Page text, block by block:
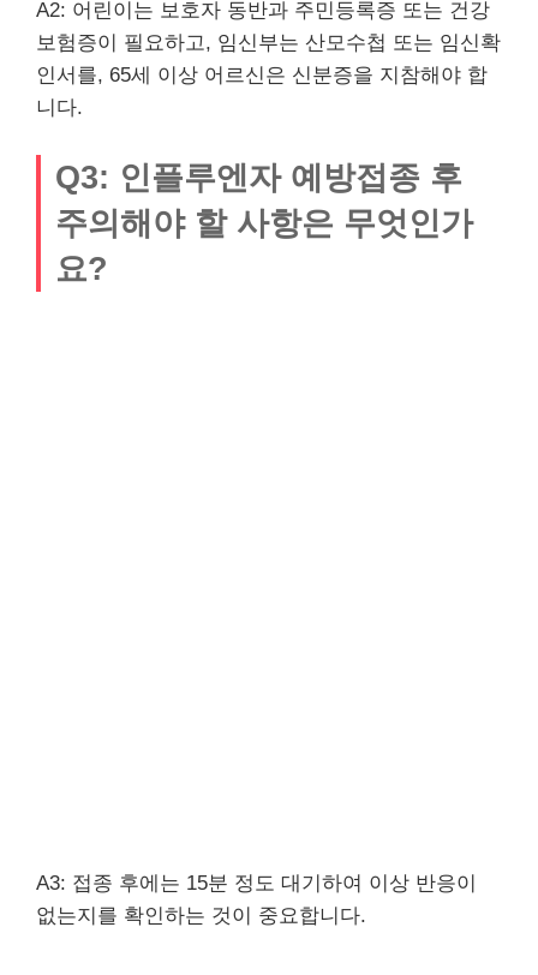
A2: 어린이는 보호자 동반과 주민등록증 또는 건강
보험증이 필요하고, 임신부는 산모수첩 또는 임신확
인서를, 65세 이상 어르신은 신분증을 지참해야 합
니다.
Q3: 인플루엔자 예방접종 후
주의해야 할 사항은 무엇인가
요?
A3: 접종 후에는 15분 정도 대기하여 이상 반응이
없는지를 확인하는 것이 중요합니다.